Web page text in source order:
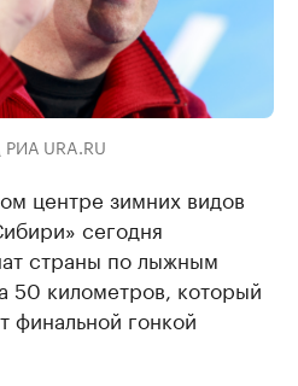
URA.RU
центре зимних видов
сегодня
страны по лыжным
50 километров, который
финальной гонкой